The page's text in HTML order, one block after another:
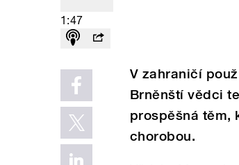
1:47
V zahraničí
Brněnští vědci
prospěšná těm,
chorobou.